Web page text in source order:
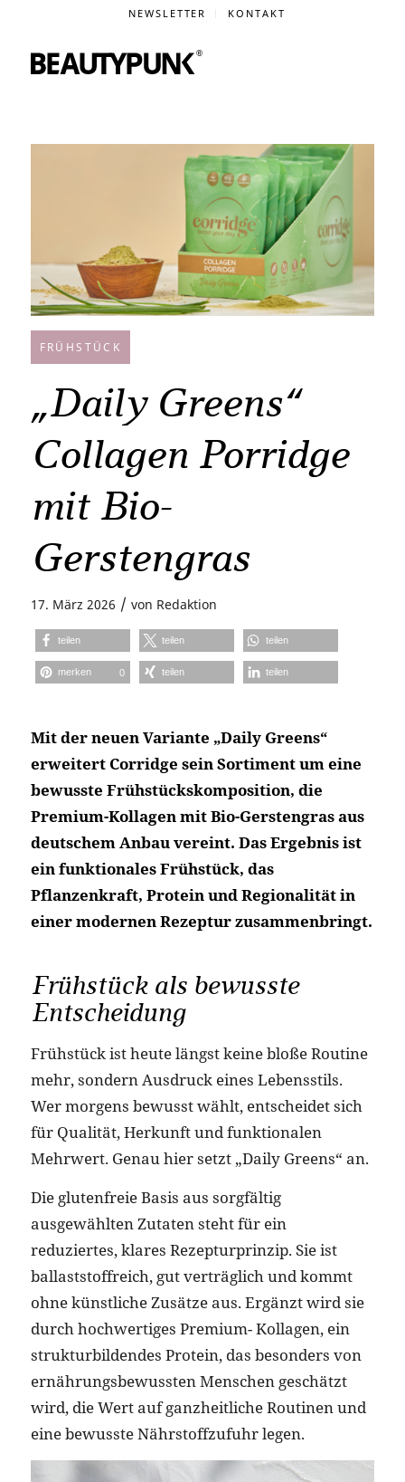
NEWSLETTER KONTAKT
FRÜHSTÜCK
„Daily Greens“
Collagen Porridge
mit Bio-
Gerstengras
17. März 2026 / von Redaktion
teilen teilen teilen
merken 0 teilen teilen
Mit der neuen Variante „Daily Greens“
erweitert Corridge sein Sortiment um eine
bewusste Frühstückskomposition, die
Premium-Kollagen mit Bio-Gerstengras aus
deutschem Anbau vereint. Das Ergebnis ist
ein funktionales Frühstück, das
Pflanzenkraft, Protein und Regionalität in
einer modernen Rezeptur zusammenbringt.
Frühstück als bewusste
Entscheidung
Frühstück ist heute längst keine bloße Routine
mehr, sondern Ausdruck eines Lebensstils.
Wer morgens bewusst wählt, entscheidet sich
für Qualität, Herkunft und funktionalen
Mehrwert. Genau hier setzt „Daily Greens“ an.
Die glutenfreie Basis aus sorgfältig
ausgewählten Zutaten steht für ein
reduziertes, klares Rezepturprinzip. Sie ist
ballaststoffreich, gut verträglich und kommt
ohne künstliche Zusätze aus. Ergänzt wird sie
durch hochwertiges Premium- Kollagen, ein
strukturbildendes Protein, das besonders von
ernährungsbewussten Menschen geschätzt
wird, die Wert auf ganzheitliche Routinen und
eine bewusste Nährstoffzufuhr legen.